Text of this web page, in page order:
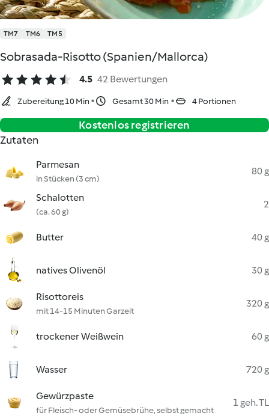
TM7 TM6 TM5
Sobrasada-Risotto (Spanien/Mallorca)
4.5 42 Bewertungen
Zubereitung 10 Min Gesamt 30 Min 4 Portionen
Kostenlos registrieren
Zutaten
Parmesan
in Stücken (3 cm)
80 g
Schalotten
(ca. 60 g)
2
Butter 40 g
natives Olivenöl 30 g
Risottoreis
mit 14-15 Minuten Garzeit
320 g
trockener Weißwein 60 g
Wasser 720 g
Gewürzpaste
für Fleisch- oder Gemüsebrühe, selbst gemacht
1 geh. TL